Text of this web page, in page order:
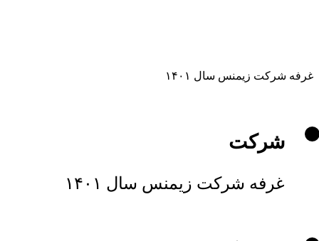
غرفه شرکت زیمنس سال ۱۴۰۱
شرکت
غرفه شرکت زیمنس سال ۱۴۰۱